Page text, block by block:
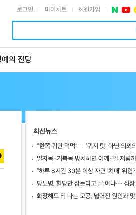
로그인 마이차트 회원가입
예의 전당
최신뉴스